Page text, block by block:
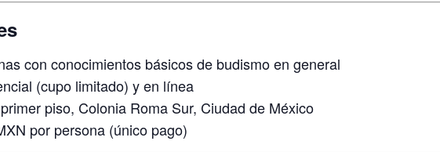
con conocimientos básicos de budismo en general
(cupo limitado) y en línea
piso, Colonia Roma Sur, Ciudad de México
por persona (único pago)